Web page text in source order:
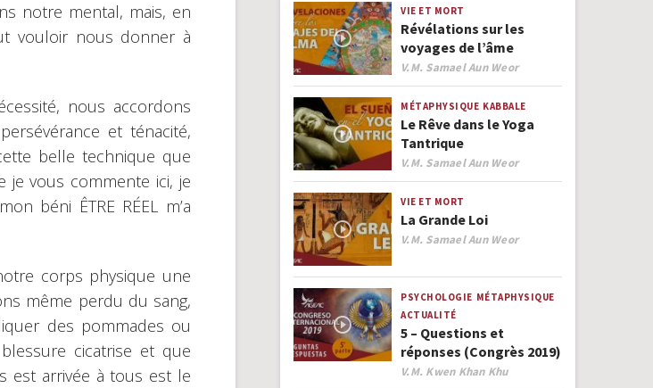
notre mental, mais, en
vouloir nous donner à
nous accordons
et ténacité,
belle technique que
je vous commente ici, je
béni ÊTRE RÉEL m’a
corps physique une
même perdu du sang,
des pommades ou
cicatrise et que
est arrivée à tous est le
VIE ET MORT
Révélations sur les
voyages de l’âme
Author
V.M. Samael Aun Weor
MÉTAPHYSIQUE KABBALE
Le Rêve dans le Yoga
Tantrique
Author
V.M. Samael Aun Weor
VIE ET MORT
La Grande Loi
Author
V.M. Samael Aun Weor
PSYCHOLOGIE MÉTAPHYSIQUE
ACTUALITÉ
5 – Questions et
réponses (Congrès 2019)
Author
V.M. Kwen Khan Khu